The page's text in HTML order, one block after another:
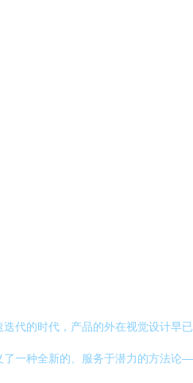
迭代的时代，产品的外在视觉设计早
了一种全新的、服务于潜力的方法论